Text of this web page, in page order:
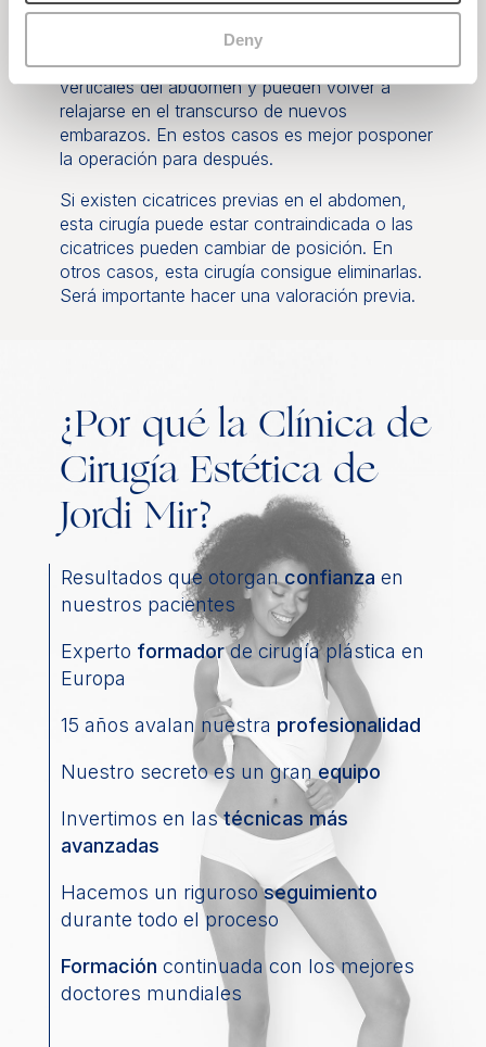
Deny
No obstante, no está indicada para las que
pretendan quedarse embarazadas, ya que
durante la cirugía se tensan los músculos
verticales del abdomen y pueden volver a
relajarse en el transcurso de nuevos
embarazos. En estos casos es mejor posponer
la operación para después.
Si existen cicatrices previas en el abdomen,
esta cirugía puede estar contraindicada o las
cicatrices pueden cambiar de posición. En
otros casos, esta cirugía consigue eliminarlas.
Será importante hacer una valoración previa.
¿Por qué la Clínica de
Cirugía Estética de
Jordi Mir?
Resultados que otorganconfianza en
nuestros pacientes
Experto formadorde cirugía plástica en
Europa
15 años avalan nuestra profesionalidad
Nuestro secreto es un gran equipo
Invertimos en lastécnicas más
avanzadas
Hacemos un rigurososeguimiento
durante todo el proceso
Formación continuada con los mejores
doctores mundiales